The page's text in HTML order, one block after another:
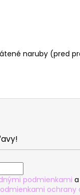
naruby (pred
podmienkami a
ochrany